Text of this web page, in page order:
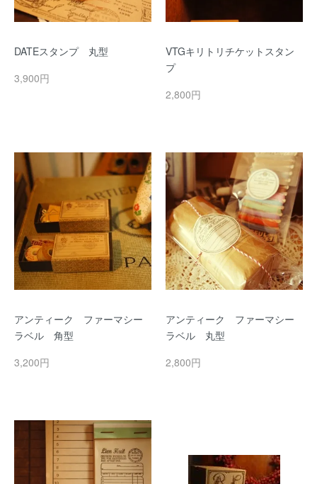
DATEスタンプ 丸型
3,900円
VTGキリトリチケットスタン
プ
2,800円
アンティーク ファーマシー
ラベル 角型
3,200円
アンティーク ファーマシー
ラベル 丸型
2,800円